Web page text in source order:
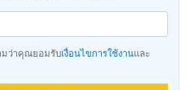
มว่าคุณยอมรับเงื่อนไขการใช้งานและ